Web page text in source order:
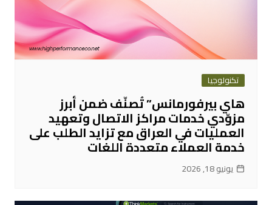
تكنولوجيا
هاي بيرفورمانس” تُصنّف ضمن أبرز
مزوّدي خدمات مراكز الاتصال وتعهيد
العمليات في العراق مع تزايد الطلب على
خدمة العملاء متعددة اللغات
يونيو 18, 2026